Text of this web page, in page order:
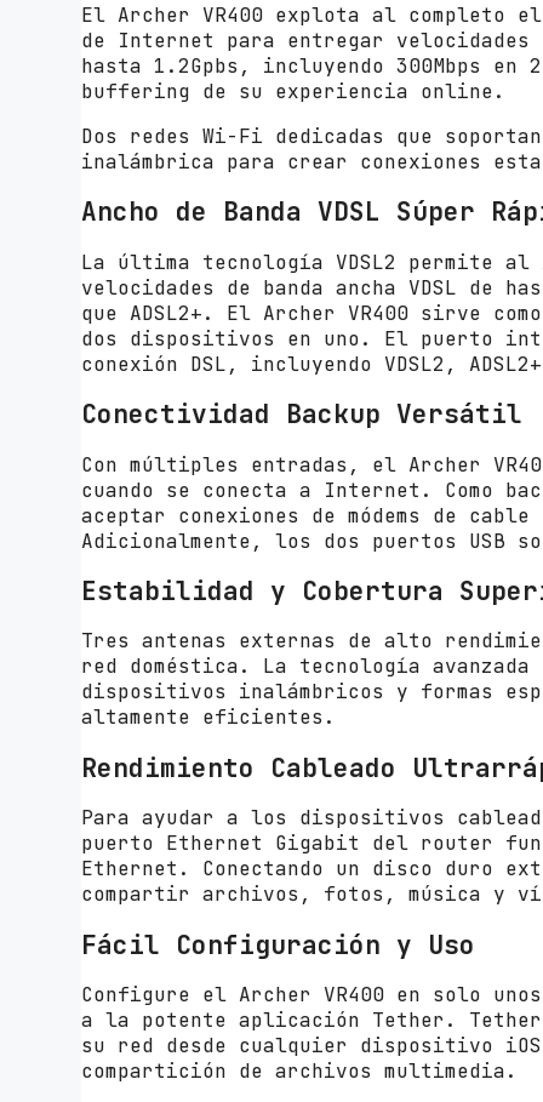
El Archer VR400 explota al completo
de Internet para entregar velocidades
hasta 1.2Gpbs, incluyendo 300Mbps en
buffering de su experiencia online.
Dos redes Wi-Fi dedicadas que
inalámbrica para crear conexiones
Ancho de Banda VDSL Súper
La última tecnología VDSL2 permite al
velocidades de banda ancha VDSL de
que ADSL2+. El Archer VR400 sirve
dos dispositivos en uno. El puerto
conexión DSL, incluyendo VDSL2,
Conectividad Backup Versátil
Con múltiples entradas, el Archer
cuando se conecta a Internet. Como
aceptar conexiones de módems de
Adicionalmente, los dos puertos USB
Estabilidad y Cobertura
Tres antenas externas de alto
red doméstica. La tecnología avanzada
dispositivos inalámbricos y formas
altamente eficientes.
Rendimiento Cableado
Para ayudar a los dispositivos
puerto Ethernet Gigabit del router
Ethernet. Conectando un disco duro
compartir archivos, fotos, música y
Fácil Configuración y Uso
Configure el Archer VR400 en solo
a la potente aplicación Tether.
su red desde cualquier dispositivo
compartición de archivos multimedia.